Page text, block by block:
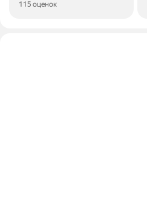
115 оценок